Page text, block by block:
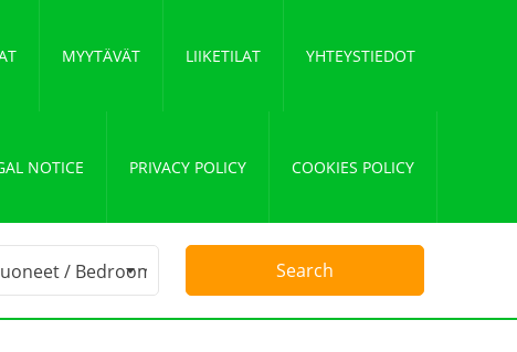
MYYTÄVÄT LIIKETILAT YHTEYSTIEDOT
NOTICE PRIVACY POLICY COOKIES POLICY